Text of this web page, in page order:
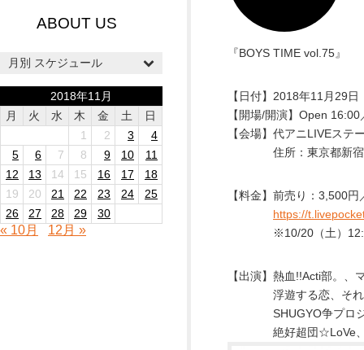
ABOUT US
月別 スケジュール
2018年11月
月
火 水 木 金 土
日
1
2 3
4
5
6 7 8 9 10
11
12
13 14 15 16 17
18
19
20 21 22 23 24
25
26
27 28 29 30
« 10月 12月 »
『BOYS TIME vol.75』
【日付】2018年11月29日
【開場/開演】Open
【会場】代アニLIVEステ
住所：東京都新宿区
【料金】前売り：3,500
https://
※10/20（土）12:00
【出演】熱血!!Acti部。
浮遊する恋、それは。
SHUGYO争プロジェ
絶好超団☆LoVe、